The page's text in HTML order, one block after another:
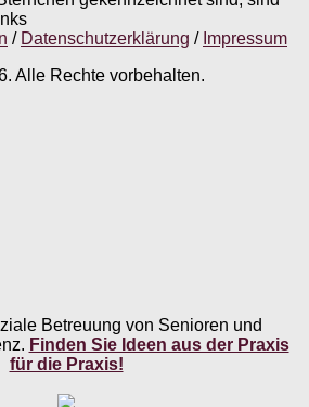
/ Datenschutzerklärung / Impressum
Alle Rechte vorbehalten.
Betreuung von Senioren und
Finden Sie Ideen aus der Praxis
für die Praxis!